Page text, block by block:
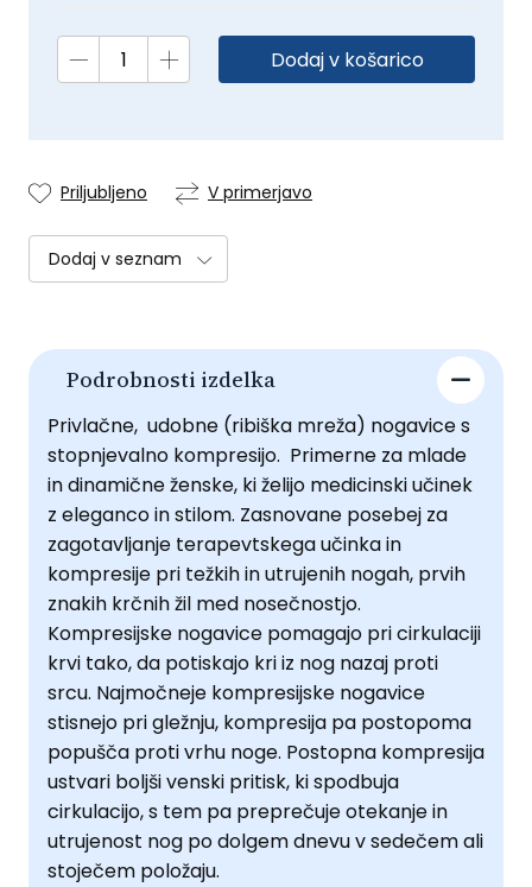
Dodaj v košarico
Priljubljeno V primerjavo
Dodaj v seznam
Podrobnosti izdelka
Privlačne, udobne (ribiška mreža) nogavice s
stopnjevalno kompresijo. Primerne za mlade
in dinamične ženske, ki želijo medicinski učinek
z eleganco in stilom. Zasnovane posebej za
zagotavljanje terapevtskega učinka in
kompresije pri težkih in utrujenih nogah, prvih
znakih krčnih žil med nosečnostjo.
Kompresijske nogavice pomagajo pri cirkulaciji
krvi tako, da potiskajo kri iz nog nazaj proti
srcu. Najmočneje kompresijske nogavice
stisnejo pri gležnju, kompresija pa postopoma
popušča proti vrhu noge. Postopna kompresija
ustvari boljši venski pritisk, ki spodbuja
cirkulacijo, s tem pa preprečuje otekanje in
utrujenost nog po dolgem dnevu v sedečem ali
stoječem položaju.